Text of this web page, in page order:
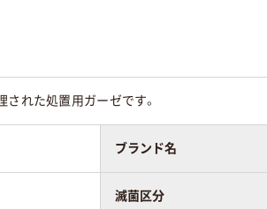
れた処置用ガーゼです。
ブランド名
滅菌区分